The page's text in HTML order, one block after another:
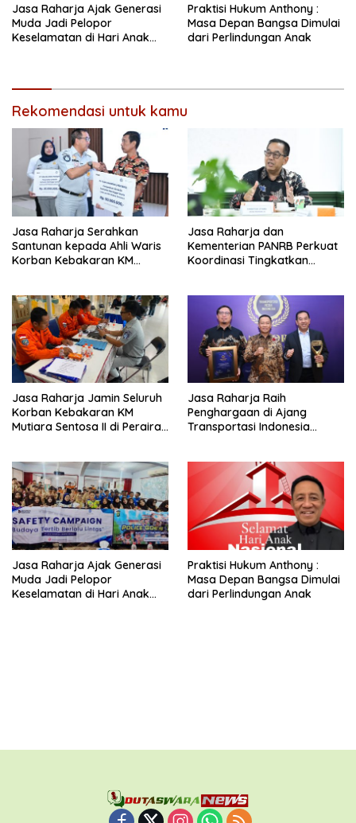
Jasa Raharja Ajak Generasi
Muda Jadi Pelopor
Keselamatan di Hari Anak
Praktisi Hukum Anthony :
Masa Depan Bangsa Dimulai
dari Perlindungan Anak
Rekomendasi untuk kamu
Jasa Raharja Serahkan
Santunan kepada Ahli Waris
Korban Kebakaran KM
Jasa Raharja dan
Kementerian PANRB Perkuat
Koordinasi Tingkatkan
Jasa Raharja Jamin Seluruh
Korban Kebakaran KM
Mutiara Sentosa II di Perairan
Jasa Raharja Raih
Penghargaan di Ajang
Transportasi Indonesia
Jasa Raharja Ajak Generasi
Muda Jadi Pelopor
Keselamatan di Hari Anak
Praktisi Hukum Anthony :
Masa Depan Bangsa Dimulai
dari Perlindungan Anak